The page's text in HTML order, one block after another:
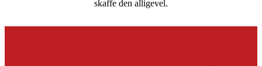
skaffe den alligevel.